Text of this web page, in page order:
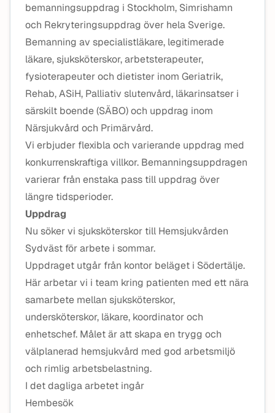
bemanningsuppdrag i Stockholm, Simrishamn
och Rekryteringsuppdrag över hela Sverige.
Bemanning av specialistläkare, legitimerade
läkare, sjuksköterskor, arbetsterapeuter,
fysioterapeuter och dietister inom Geriatrik,
Rehab, ASiH, Palliativ slutenvård, läkarinsatser i
särskilt boende (SÄBO) och uppdrag inom
Närsjukvård och Primärvård.
Vi erbjuder flexibla och varierande uppdrag med
konkurrenskraftiga villkor. Bemanningsuppdragen
varierar från enstaka pass till uppdrag över
längre tidsperioder.
Uppdrag
Nu söker vi sjuksköterskor till Hemsjukvården
Sydväst för arbete i sommar.
Uppdraget utgår från kontor beläget i Södertälje.
Här arbetar vi i team kring patienten med ett nära
samarbete mellan sjuksköterskor,
undersköterskor, läkare, koordinator och
enhetschef. Målet är att skapa en trygg och
välplanerad hemsjukvård med god arbetsmiljö
och rimlig arbetsbelastning.
I det dagliga arbetet ingår
Hembesök